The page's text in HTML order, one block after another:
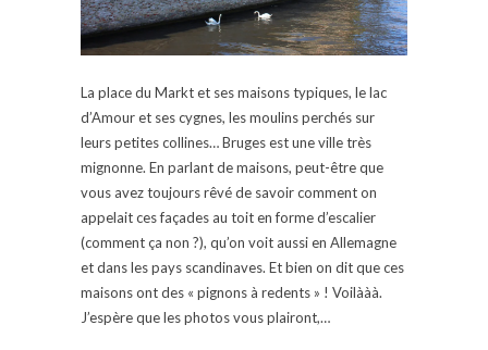
La place du Markt et ses maisons typiques, le lac
d’Amour et ses cygnes, les moulins perchés sur
leurs petites collines… Bruges est une ville très
mignonne. En parlant de maisons, peut-être que
vous avez toujours rêvé de savoir comment on
appelait ces façades au toit en forme d’escalier
(comment ça non ?), qu’on voit aussi en Allemagne
et dans les pays scandinaves. Et bien on dit que ces
maisons ont des « pignons à redents » ! Voilààà.
J’espère que les photos vous plairont,…